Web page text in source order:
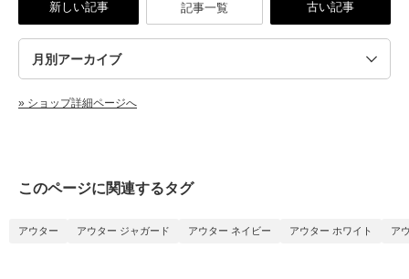
新しい記事 記事一覧 古い記事
» ショップ詳細ページへ
このページに関連するタグ
アウター アウター ジャガード アウター ネイビー アウター ホワイト ア